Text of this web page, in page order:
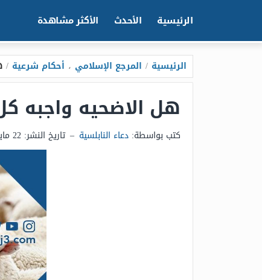
الرئيسية الأحدث الأكثر مشاهدة
الرئيسية / المرجع الإسلامي ، أحكام شرعية /
هل الاضحيه واجبه
كتب بواسطة: دعاء النابلسية – تاريخ النشر: 22 مايو 2025 - 5:49م